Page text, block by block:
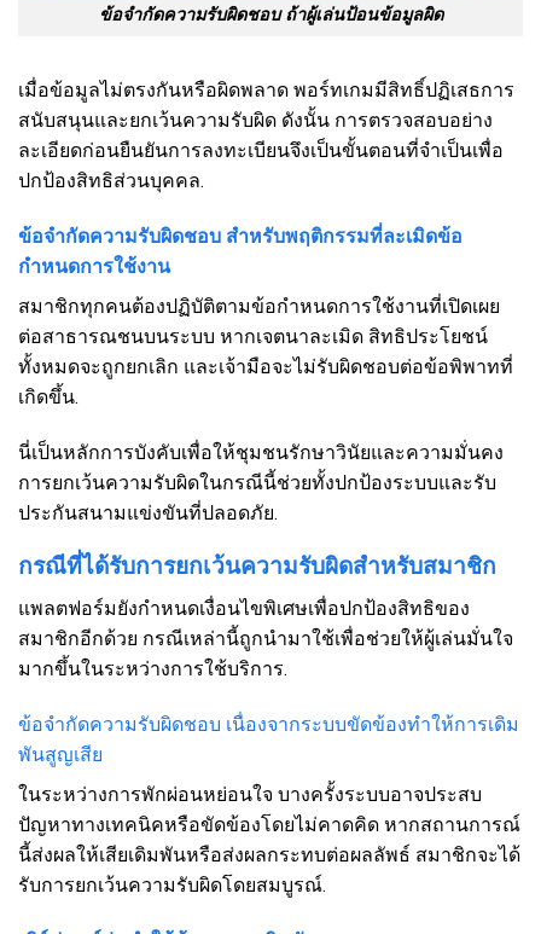
ข้อจำกัดความรับผิดชอบ ถ้าผู้เล่นป้อนข้อมูลผิด
เมื่อข้อมูลไม่ตรงกันหรือผิดพลาด พอร์ทเกมมีสิทธิ์ปฏิเสธการ
สนับสนุนและยกเว้นความรับผิด ดังนั้น การตรวจสอบอย่าง
ละเอียดก่อนยืนยันการลงทะเบียนจึงเป็นขั้นตอนที่จำเป็นเพื่อ
ปกป้องสิทธิส่วนบุคคล.
ข้อจำกัดความรับผิดชอบ สำหรับพฤติกรรมที่ละเมิดข้อ
กำหนดการใช้งาน
สมาชิกทุกคนต้องปฏิบัติตามข้อกำหนดการใช้งานที่เปิดเผย
ต่อสาธารณชนบนระบบ หากเจตนาละเมิด สิทธิประโยชน์
ทั้งหมดจะถูกยกเลิก และเจ้ามือจะไม่รับผิดชอบต่อข้อพิพาทที่
เกิดขึ้น.
นี่เป็นหลักการบังคับเพื่อให้ชุมชนรักษาวินัยและความมั่นคง
การยกเว้นความรับผิดในกรณีนี้ช่วยทั้งปกป้องระบบและรับ
ประกันสนามแข่งขันที่ปลอดภัย.
กรณีที่ได้รับการยกเว้นความรับผิดสำหรับสมาชิก
แพลตฟอร์มยังกำหนดเงื่อนไขพิเศษเพื่อปกป้องสิทธิของ
สมาชิกอีกด้วย กรณีเหล่านี้ถูกนำมาใช้เพื่อช่วยให้ผู้เล่นมั่นใจ
มากขึ้นในระหว่างการใช้บริการ.
ข้อจำกัดความรับผิดชอบ เนื่องจากระบบขัดข้องทำให้การเดิม
พันสูญเสีย
ในระหว่างการพักผ่อนหย่อนใจ บางครั้งระบบอาจประสบ
ปัญหาทางเทคนิคหรือขัดข้องโดยไม่คาดคิด หากสถานการณ์
นี้ส่งผลให้เสียเดิมพันหรือส่งผลกระทบต่อผลลัพธ์ สมาชิกจะได้
รับการยกเว้นความรับผิดโดยสมบูรณ์.